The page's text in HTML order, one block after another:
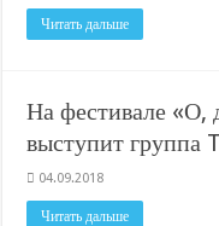
Читать дальше
На фестивале «О,
выступит группа
04.09.2018
Читать дальше